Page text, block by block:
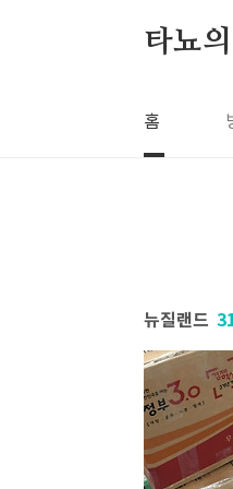
타뇨
홈
뉴질랜드